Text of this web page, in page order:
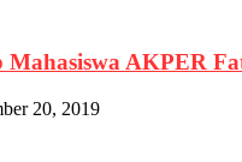
AKPER
20, 2019